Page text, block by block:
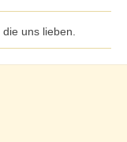
uns lieben.